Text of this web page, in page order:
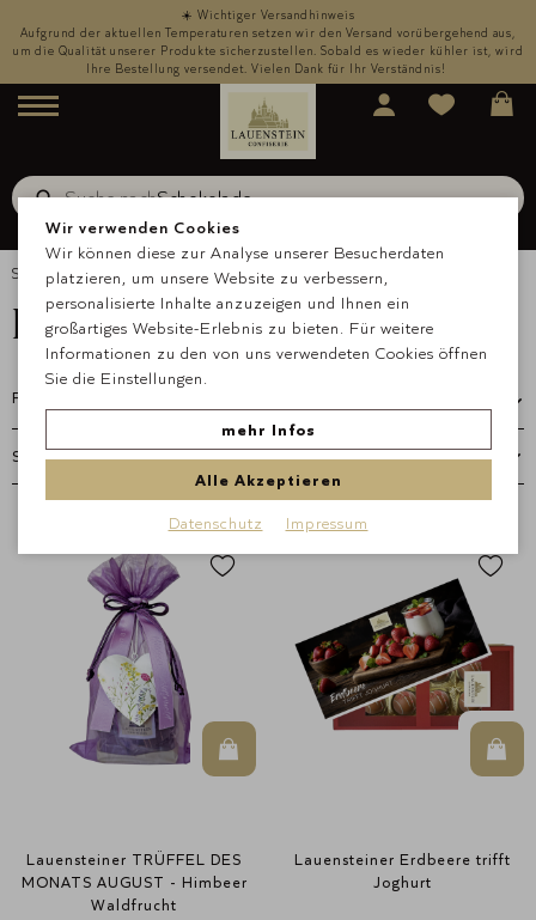
☀️ Wichtiger Versandhinweis
Aufgrund der aktuellen Temperaturen setzen wir den Versand vorübergehend aus,
um die Qualität unserer Produkte sicherzustellen. Sobald es wieder kühler ist, wird
Ihre Bestellung versendet. Vielen Dank für Ihr Verständnis!
Menü
Suche nachSchokolade
Startseite Anlässe & Geschenke Fruchtige Auslesen
Fruchtige Auslesen
Filtern
In den Warenkorb
Lauensteiner TRÜFFEL DES
MONATS AUGUST - Himbeer
Waldfrucht
In
Lauensteiner Erdbeere trifft
Joghurt
Wir verwenden Cookies
Wir können diese zur Analyse unserer Besucherdaten
platzieren, um unsere Website zu verbessern,
personalisierte Inhalte anzuzeigen und Ihnen ein
großartiges Website-Erlebnis zu bieten. Für weitere
Informationen zu den von uns verwendeten Cookies öffnen
Sie die Einstellungen.
mehr Infos
Alle Akzeptieren
Datenschutz Impressum